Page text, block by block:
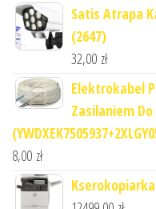
Satis Atrapa
(2647)
32,00 zł
Elektrokabel
Zasilaniem Do
8,00 zł